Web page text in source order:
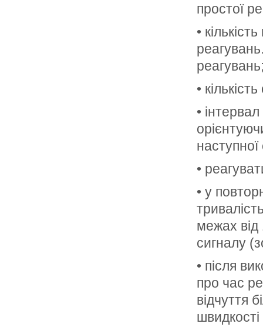
простої
•
•
•
наступної
•
• у
межах від
сигналу
• після
про час
відчуття
швидкості